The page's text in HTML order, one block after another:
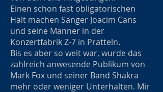
Einen schon fast obligatorischen
Halt machen Sänger Joacim Cans
und seine Männer in der
Konzertfabrik Z-7 in Pratteln.
Bis es aber so weit war, wurde das
zahlreich anwesende Publikum von
Mark Fox und seiner Band Shakra
mehr oder weniger Unterhalten. Mir